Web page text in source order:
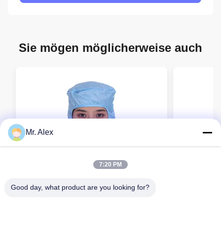
Sie mögen möglicherweise auch
Mr. Alex
7:20 PM
Good day, what product are you looking for?